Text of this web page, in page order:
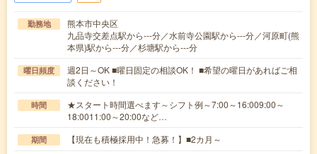
勤務地
熊本市中央区
九品寺交差点駅から---分／水前寺公園駅から---分／河原町(熊
本県)駅から---分／杉塘駅から---分
曜日頻度
週2日～OK ■曜日固定の相談OK！ ■希望の曜日があればご相
談ください！
時間
★スタート時間選べます～シフト例～7:00～16:009:00～
18:0011:00～20:00など…
期間 【現在も積極採用中！急募！】■2カ月～